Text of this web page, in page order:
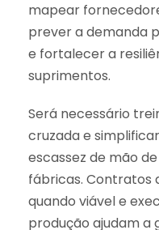
mapear
prever a demanda
e fortalecer a
suprimentos.
Será necessário
cruzada e
escassez de mão
fábricas. Contratos
quando viável e
produção ajudam a